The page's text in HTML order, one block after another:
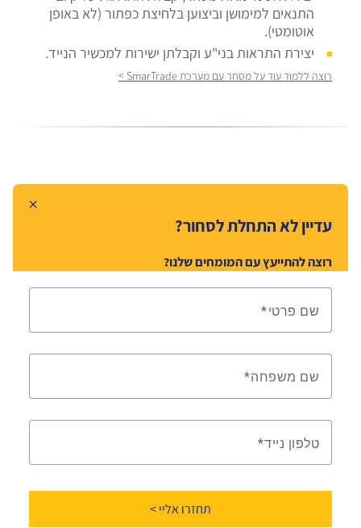
התנאים למימושן וביצוען בלחיצת כפתור (לא באופן
אוטומטי).
יצירת התראות בני"ע וקבלתן ישירות למכשיר הנייד.
רוצה ללמוד עוד על מסחר עם מערכת SmarTrade >